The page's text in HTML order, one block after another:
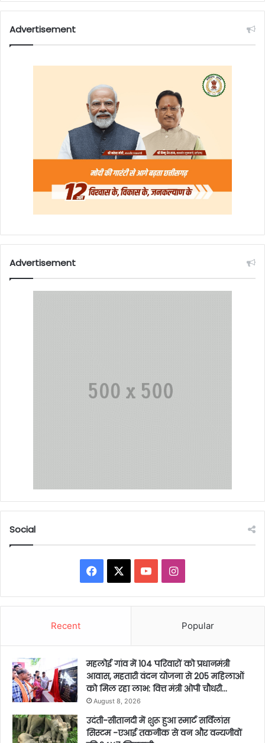
Advertisement
Advertisement
Social
Facebook YouTubeInstagram
Recent Popular
महलोई गांव में 104 परिवारों को प्रधानमंत्री
आवास, महतारी वंदन योजना से 205 महिलाओं
को मिल रहा लाभ: वित्त मंत्री ओपी चौधरी…
August 8, 2026
उदंती-सीतानदी में शुरू हुआ स्मार्ट सर्विलांस
सिस्टम -एआई तकनीक से वन और वन्यजीवों